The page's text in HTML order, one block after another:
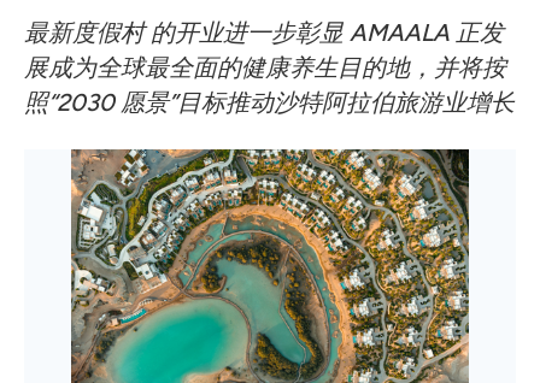
最新度假村 的开业进一步彰显 AMAALA 正发
展成为全球最全面的健康养生目的地，并将按
照“2030 愿景”目标推动沙特阿拉伯旅游业增长